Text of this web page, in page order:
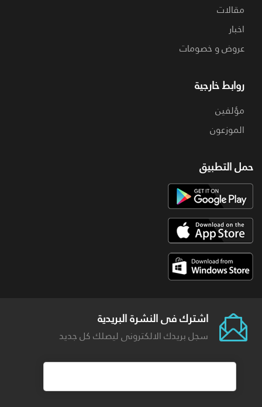
مقالات
اخبار
عروض و خصومات
روابط خارجية
مؤلفين
الموزعون
حمل التطبيق
اشترك فى النشرة البريدية
سجل بريدك الالكترونى ليصلك كل جديد